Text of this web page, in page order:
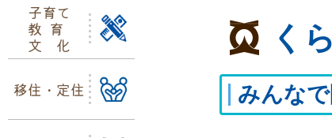
子育て
教育
文化
移住・定住
く
みんな